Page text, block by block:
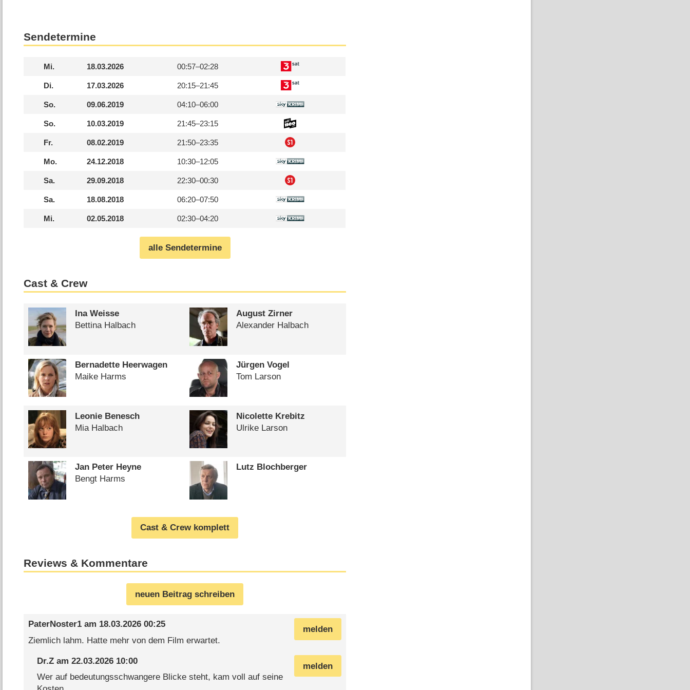
Sendetermine
Mi. 18.03.2026 00:57–02:28
Di. 17.03.2026 20:15–21:45
So. 09.06.2019 04:10–06:00
So. 10.03.2019 21:45–23:15
Fr. 08.02.2019 21:50–23:35
Mo. 24.12.2018 10:30–12:05
Sa. 29.09.2018 22:30–00:30
Sa. 18.08.2018 06:20–07:50
Mi. 02.05.2018 02:30–04:20
alle Sendetermine
Cast & Crew
Ina Weisse
Bettina Halbach
August Zirner
Alexander Halbach
Bernadette Heerwagen
Maike Harms
Jürgen Vogel
Tom Larson
Leonie Benesch
Mia Halbach
Nicolette Krebitz
Ulrike Larson
Jan Peter Heyne
Bengt Harms
Lutz Blochberger
Cast & Crew komplett
Reviews & Kommentare
neuen Beitrag schreiben
melden
PaterNoster1am 18.03.2026 00:25
Ziemlich lahm. Hatte mehr von dem Film erwartet.
melden
Dr.Zam 22.03.2026 10:00
Wer auf bedeutungsschwangere Blicke steht, kam voll auf seine